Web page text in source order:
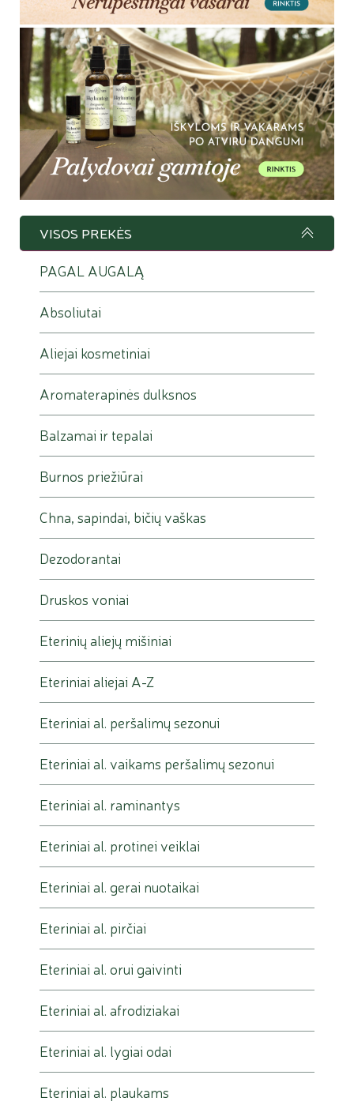
VISOS PREKĖS
PAGAL AUGALĄ
Absoliutai
Aliejai kosmetiniai
Aromaterapinės dulksnos
Balzamai ir tepalai
Burnos priežiūrai
Chna, sapindai, bičių vaškas
Dezodorantai
Druskos voniai
Eterinių aliejų mišiniai
Eteriniai aliejai A-Z
Eteriniai al. peršalimų sezonui
Eteriniai al. vaikams peršalimų sezonui
Eteriniai al. raminantys
Eteriniai al. protinei veiklai
Eteriniai al. gerai nuotaikai
Eteriniai al. pirčiai
Eteriniai al. orui gaivinti
Eteriniai al. afrodiziakai
Eteriniai al. lygiai odai
Eteriniai al. plaukams